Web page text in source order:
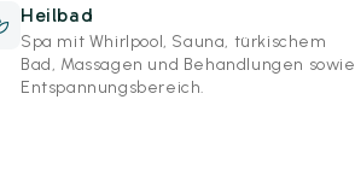
Heilbad
Spa mit Whirlpool, Sauna, türkischem
Bad, Massagen und Behandlungen sowie
Entspannungsbereich.